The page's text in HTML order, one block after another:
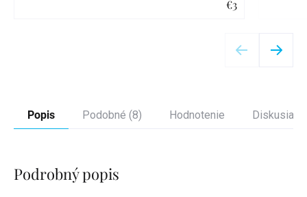
€3
Popis Podobné (8) Hodnotenie Diskusia
Podrobný popis